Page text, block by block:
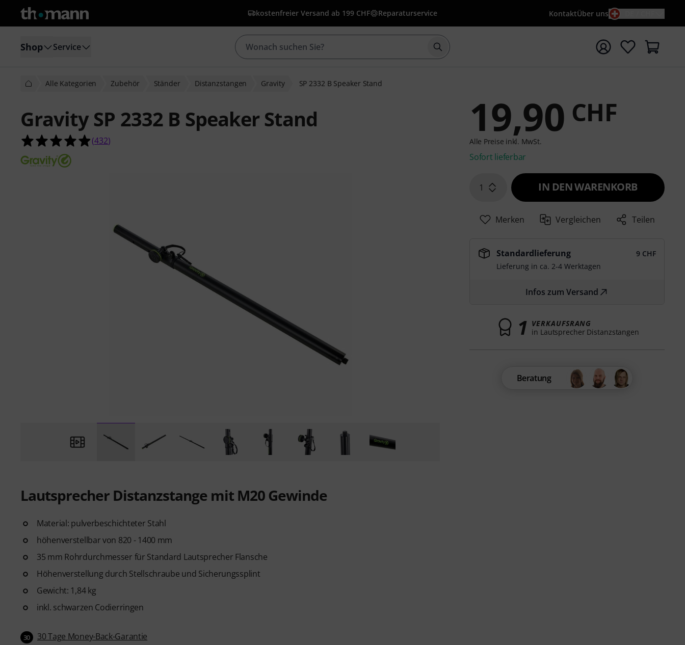
kostenfreier Versand ab 199 CHF Reparaturservice KontaktÜber uns
Shop Service Suche mit Suchwort {searchTerm} starten
Alle Kategorien Zubehör Ständer Distanzstangen Gravity SP 2332 B Speaker Stand
Gravity SP 2332 B Speaker Stand
4.9 von 5 Sternen aus 432 Kundenbewertungen
(432)
Lautsprecher Distanzstange mit M20 Gewinde
Material: pulverbeschichteter Stahl
höhenverstellbar von 820 - 1400 mm
35 mm Rohrdurchmesser für Standard Lautsprecher Flansche
Höhenverstellung durch Stellschraube und Sicherungssplint
Gewicht: 1,84 kg
inkl. schwarzen Codierringen
30 30 Tage Money-Back-Garantie
19,90 CHF
Alle Preise inkl. MwSt.
Sofort lieferbar
1 IN DEN WARENKORB
Merken Vergleichen Teilen
Standardlieferung
9 CHF
Lieferung in ca. 2-4 Werktagen
Infos zum Versand
1 VERKAUFSRANG
in Lautsprecher Distanzstangen
Beratung